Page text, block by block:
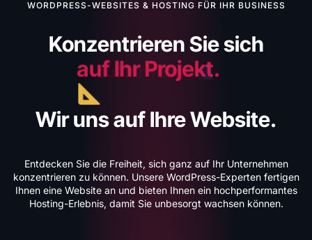
WORDPRESS-WEBSITES & HOSTING FÜR IHR BUSINESS
Konzentrieren Sie sich
auf Ihr Projekt.
Wir uns auf Ihre Website.
Entdecken Sie die Freiheit, sich ganz auf Ihr Unternehmen
konzentrieren zu können. Unsere WordPress-Experten fertigen
Ihnen eine Website an und bieten Ihnen ein hochperformantes
Hosting-Erlebnis, damit Sie unbesorgt wachsen können.